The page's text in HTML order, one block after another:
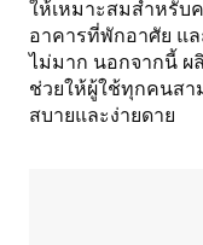
ให้เหมาะสมสำหรับ
อาคารที่พักอาศัย แ
ไม่มาก นอกจากนี้ ผ
ช่วยให้ผู้ใช้ทุกคนสา
สบายและง่ายดาย